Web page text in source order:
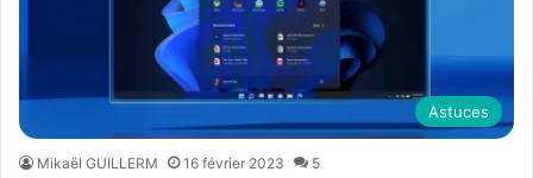
Astuces
Mikaël GUILLERM 16 février 2023 5